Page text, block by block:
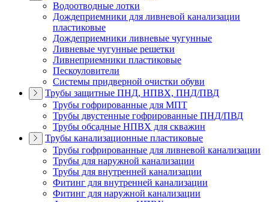
Водоотводные лотки
Дождеприемники для ливневой канализации
пластиковые
Дождеприемники ливневые чугунные
Ливневые чугунные решетки
Ливнеприемники пластиковые
Пескоуловители
Системы придверной очистки обуви
Трубы защитные ПНД, НПВХ, ПНД/ПВД
Трубы гофрированные для МПТ
Трубы двустенные гофрированные ПНД/ПВД
Трубы обсадные НПВХ для скважин
Трубы канализационные пластиковые
Трубы гофрированные для ливневой канализации
Трубы для наружной канализации
Трубы для внутренней канализации
Фитинг для внутренней канализации
Фитинг для наружной канализации